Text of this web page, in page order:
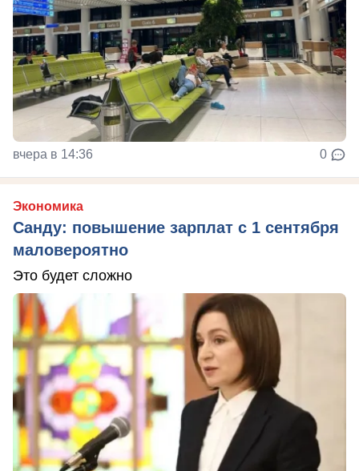
вчера в 14:36 0
Экономика
Санду: повышение зарплат с 1 сентября
маловероятно
Это будет сложно